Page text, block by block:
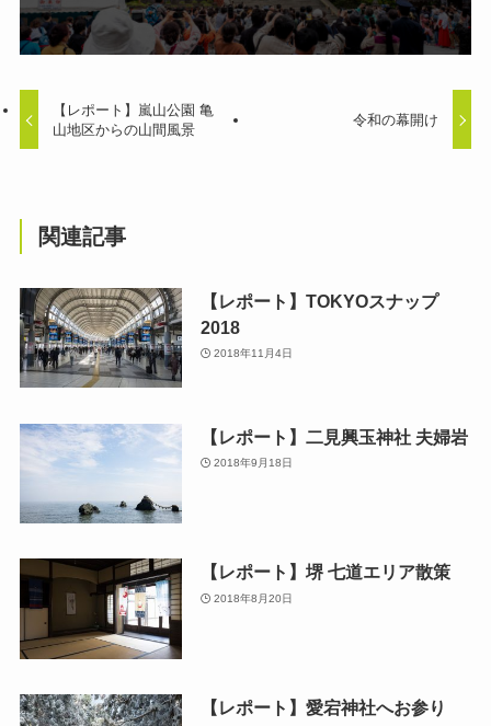
【レポート】嵐山公園 亀
山地区からの山間風景
令和の幕開け
関連記事
【レポート】TOKYOスナップ
2018
2018年11月4日
【レポート】二見興玉神社 夫婦岩
2018年9月18日
【レポート】堺 七道エリア散策
2018年8月20日
【レポート】愛宕神社へお参り